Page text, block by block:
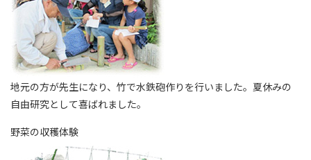
地元の方が先生になり、竹で水鉄砲作りを行いました。夏休みの
自由研究として喜ばれました。
野菜の収穫体験